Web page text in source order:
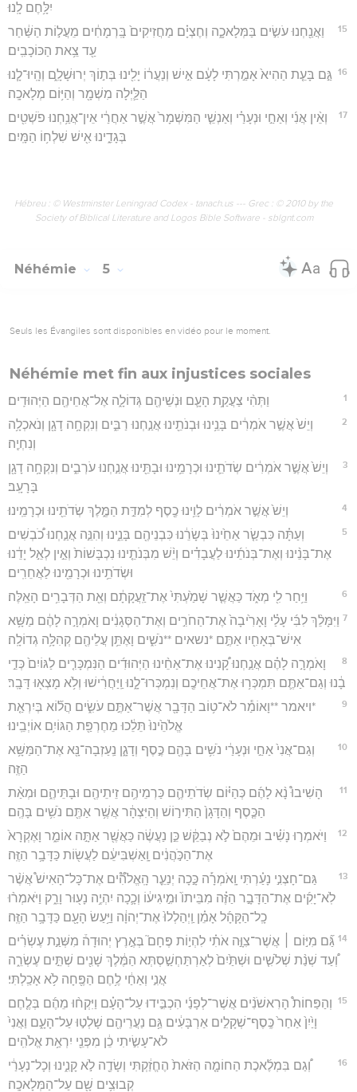
יִלָּ֥חֶם לָֽנוּ׃
15
וַאֲנַ֖חְנוּ עֹשִׂ֣ים בַּמְּלָאכָ֑ה וְחֶצְיָ֗ם מַחֲזִיקִים֙ בָּֽרְמָחִ֔ים מֵעֲל֣וֹת הַשַּׁ֔חַר
עַ֖ד צֵ֥את הַכּוֹכָבִֽים׃
16
גַּ֣ם בָּעֵ֤ת הַהִיא֙ אָמַ֣רְתִּי לָעָ֔ם אִ֣ישׁ וְנַעֲר֔וֹ יָלִ֖ינוּ בְּת֣וֹךְ יְרוּשָׁלִָ֑ם וְהָֽיוּ־לָ֧נוּ
הַלַּ֛יְלָה מִשְׁמָ֖ר וְהַיּ֥וֹם מְלָאכָֽה׃
17
וְאֵ֨ין אֲנִ֜י וְאַחַ֣י וּנְעָרַ֗י וְאַנְשֵׁ֤י הַמִּשְׁמָר֙ אֲשֶׁ֣ר אַחֲרַ֔י אֵין־אֲנַ֥חְנוּ פֹשְׁטִ֖ים
בְּגָדֵ֑ינוּ אִ֖ישׁ שִׁלְח֥וֹ הַמָּֽיִם׃
Hébreu : © Westminster Leningrad Codex - tanach.us --- Grec : © 2010 by the
Society of Biblical Literature and Logos Bible Software - sblgnt.com
Néhémie 5
Seuls les Évangiles sont disponibles en vidéo pour le moment.
Néhémie met fin aux injustices sociales
1 וַתְּהִ֨י צַעֲקַ֥ת הָעָ֛ם וּנְשֵׁיהֶ֖ם גְּדוֹלָ֑ה אֶל־אֲחֵיהֶ֖ם הַיְּהוּדִֽים׃
2
וְיֵשׁ֙ אֲשֶׁ֣ר אֹמְרִ֔ים בָּנֵ֥ינוּ וּבְנֹתֵ֖ינוּ אֲנַ֣חְנוּ רַבִּ֑ים וְנִקְחָ֥ה דָגָ֖ן וְנֹאכְלָ֥ה
וְנִחְיֶֽה׃
3
וְיֵשׁ֙ אֲשֶׁ֣ר אֹמְרִ֔ים שְׂדֹתֵ֛ינוּ וּכְרָמֵ֥ינוּ וּבָתֵּ֖ינוּ אֲנַ֣חְנוּ עֹרְבִ֑ים וְנִקְחָ֥ה דָגָ֖ן
בָּרָעָֽב׃
4 וְיֵשׁ֙ אֲשֶׁ֣ר אֹמְרִ֔ים לָוִ֥ינוּ כֶ֖סֶף לְמִדַּ֣ת הַמֶּ֑לֶךְ שְׂדֹתֵ֖ינוּ וּכְרָמֵֽינוּ׃
5
וְעַתָּ֗ה כִּבְשַׂ֤ר אַחֵ֙ינוּ֙ בְּשָׂרֵ֔נוּ כִּבְנֵיהֶ֖ם בָּנֵ֑ינוּ וְהִנֵּ֣ה אֲנַ֣חְנוּ כֹ֠בְשִׁים
אֶת־בָּנֵ֨ינוּ וְאֶת־בְּנֹתֵ֜ינוּ לַעֲבָדִ֗ים וְיֵ֨שׁ מִבְּנֹתֵ֤ינוּ נִכְבָּשׁוֹת֙ וְאֵ֣ין לְאֵ֣ל יָדֵ֔נוּ
וּשְׂדֹתֵ֥ינוּ וּכְרָמֵ֖ינוּ לַאֲחֵרִֽים׃
6 וַיִּ֥חַר לִ֖י מְאֹ֑ד כַּאֲשֶׁ֤ר שָׁמַ֙עְתִּי֙ אֶת־זַֽעֲקָתָ֔ם וְאֵ֖ת הַדְּבָרִ֥ים הָאֵֽלֶּה׃
7 וַיִּמָּלֵ֨ךְ לִבִּ֜י עָלַ֗י וָאָרִ֙יבָה֙ אֶת־הַחֹרִ֣ים וְאֶת־הַסְּגָנִ֔ים וָאֹמְרָ֣ה לָהֶ֔ם מַשָּׁ֥א
אִישׁ־בְּאָחִ֖יו אַתֶּ֣ם *נשאים **נֹשִׁ֑ים וָאֶתֵּ֥ן עֲלֵיהֶ֖ם קְהִלָּ֥ה גְדוֹלָֽה׃
8
וָאֹמְרָ֣ה לָהֶ֗ם אֲנַ֣חְנוּ קָ֠נִינוּ אֶת־אַחֵ֨ינוּ הַיְּהוּדִ֜ים הַנִּמְכָּרִ֤ים לַגּוֹיִם֙ כְּדֵ֣י
בָ֔נוּ וְגַם־אַתֶּ֛ם תִּמְכְּר֥וּ אֶת־אֲחֵיכֶ֖ם וְנִמְכְּרוּ־לָ֑נוּ וַֽיַּחֲרִ֔ישׁוּ וְלֹ֥א מָצְא֖וּ דָּבָֽר׃
9
*ויאמר **וָאוֹמַ֕ר לֹא־ט֥וֹב הַדָּבָ֖ר אֲשֶׁר־אַתֶּ֣ם עֹשִׂ֑ים הֲל֞וֹא בְּיִרְאַ֤ת
אֱלֹהֵ֙ינוּ֙ תֵּלֵ֔כוּ מֵחֶרְפַּ֖ת הַגּוֹיִ֥ם אוֹיְבֵֽינוּ׃
10
וְגַם־אֲנִי֙ אַחַ֣י וּנְעָרַ֔י נֹשִׁ֥ים בָּהֶ֖ם כֶּ֣סֶף וְדָגָ֑ן נַֽעַזְבָה־נָּ֖א אֶת־הַמַּשָּׁ֥א
הַזֶּֽה׃
11
הָשִׁיבוּ֩ נָ֨א לָהֶ֜ם כְּהַיּ֗וֹם שְׂדֹתֵיהֶ֛ם כַּרְמֵיהֶ֥ם זֵיתֵיהֶ֖ם וּבָתֵּיהֶ֑ם וּמְאַ֨ת
הַכֶּ֤סֶף וְהַדָּגָן֙ הַתִּיר֣וֹשׁ וְהַיִּצְהָ֔ר אֲשֶׁ֥ר אַתֶּ֖ם נֹשִׁ֥ים בָּהֶֽם׃
12
וַיֹּאמְר֣וּ נָשִׁ֗יב וּמֵהֶם֙ לֹ֣א נְבַקֵּ֔שׁ כֵּ֣ן נַעֲשֶׂ֔ה כַּאֲשֶׁ֖ר אַתָּ֣ה אוֹמֵ֑ר וָאֶקְרָא֙
אֶת־הַכֹּ֣הֲנִ֔ים וָֽאַשְׁבִּיעֵ֔ם לַעֲשׂ֖וֹת כַּדָּבָ֥ר הַזֶּֽה׃
13
גַּם־חָצְנִ֣י נָעַ֗רְתִּי וָֽאֹמְרָ֡ה כָּ֣כָה יְנַעֵ֪ר הָֽאֱלֹהִ֟ים אֶת־כָּל־הָאִישׁ֩ אֲשֶׁ֨ר
לֹֽא־יָקִ֜ים אֶת־הַדָּבָ֣ר הַזֶּ֗ה מִבֵּיתוֹ֙ וּמִ֣יגִיע֔וֹ וְכָ֛כָה יִהְיֶ֥ה נָע֖וּר וָרֵ֑ק וַיֹּאמְר֨וּ
כָֽל־הַקָּהָ֜ל אָמֵ֗ן וַֽיְהַלְלוּ֙ אֶת־יְהוָ֔ה וַיַּ֥עַשׂ הָעָ֖ם כַּדָּבָ֥ר הַזֶּֽה׃
14 גַּ֞ם מִיּ֣וֹם ׀ אֲשֶׁר־צִוָּ֣ה אֹתִ֗י לִהְי֣וֹת פֶּחָם֮ בְּאֶ֣רֶץ יְהוּדָה֒ מִשְּׁנַ֣ת עֶשְׂרִ֗ים
וְ֠עַד שְׁנַ֨ת שְׁלֹשִׁ֤ים וּשְׁתַּ֙יִם֙ לְאַרְתַּחְשַׁ֣סְתְּא הַמֶּ֔לֶךְ שָׁנִ֖ים שְׁתֵּ֣ים עֶשְׂרֵ֑ה
אֲנִ֣י וְאַחַ֔י לֶ֥חֶם הַפֶּ֖חָה לֹ֥א אָכַֽלְתִּי׃
15
וְהַפַּחוֹת֩ הָרִאשֹׁנִ֨ים אֲשֶׁר־לְפָנַ֜י הִכְבִּ֣ידוּ עַל־הָעָ֗ם וַיִּקְח֨וּ מֵהֶ֜ם בְּלֶ֤חֶם
וָיַ֙יִן֙ אַחַר֙ כֶּֽסֶף־שְׁקָלִ֣ים אַרְבָּעִ֔ים גַּ֥ם נַעֲרֵיהֶ֖ם שָׁלְט֣וּ עַל־הָעָ֑ם וַאֲנִי֙
לֹא־עָשִׂ֣יתִי כֵ֔ן מִפְּנֵ֖י יִרְאַ֥ת אֱלֹהִֽים׃
16
וְ֠גַם בִּמְלֶ֜אכֶת הַחוֹמָ֤ה הַזֹּאת֙ הֶחֱזַ֔קְתִּי וְשָׂדֶ֖ה לֹ֣א קָנִ֑ינוּ וְכָל־נְעָרַ֔י
קְבוּצִ֥ים שָׁ֖ם עַל־הַמְּלָאכָֽה׃